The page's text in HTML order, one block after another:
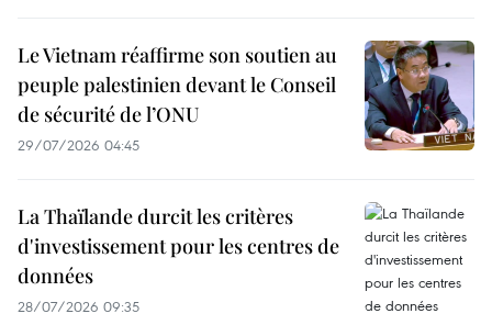
Le Vietnam réaffirme son soutien au
peuple palestinien devant le Conseil
de sécurité de l’ONU
29/07/2026 04:45
La Thaïlande durcit les critères
d'investissement pour les centres de
données
28/07/2026 09:35